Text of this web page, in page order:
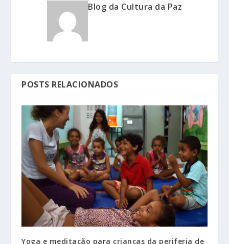
Blog da Cultura da Paz
POSTS RELACIONADOS
Yoga e meditação para crianças da periferia de